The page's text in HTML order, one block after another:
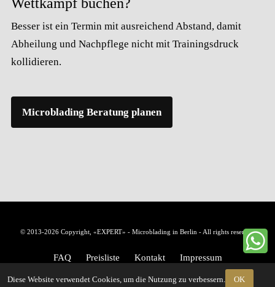
Besser ist ein Termin mit ausreichend Abstand, damit
Abheilung und Nachpflege nicht mit Trainingsdruck
kollidieren.
Microblading Beratung planen
© 2013-2026 Copyright, «EXPERT» - Microblading in Berlin - All rights reserved
FAQ Preisliste Kontakt Impressum
Diese Website verwendet Cookies, um die Nutzung zu verbessern. OK